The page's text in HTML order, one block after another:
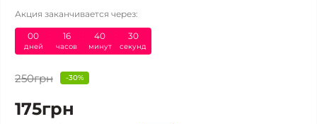
Акция заканчивается через:
00
дней
16
часов
40
минут
30
секунд
250грн -30%
175грн